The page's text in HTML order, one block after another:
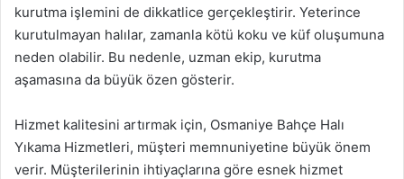
kurutma işlemini de dikkatlice gerçekleştirir. Yeterince
kurutulmayan halılar, zamanla kötü koku ve küf oluşumuna
neden olabilir. Bu nedenle, uzman ekip, kurutma
aşamasına da büyük özen gösterir.
Hizmet kalitesini artırmak için, Osmaniye Bahçe Halı
Yıkama Hizmetleri, müşteri memnuniyetine büyük önem
verir. Müşterilerinin ihtiyaçlarına göre esnek hizmet